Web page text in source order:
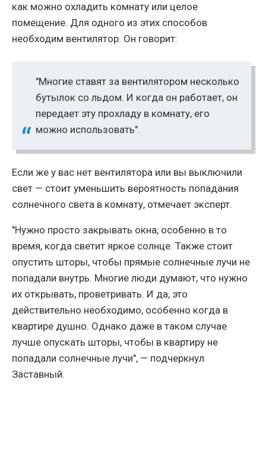
как можно охладить комнату или целое
помещение. Для одного из этих способов
необходим вентилятор. Он говорит:
"Многие ставят за вентилятором несколько
бутылок со льдом. И когда он работает, он
передает эту прохладу в комнату, его
можно использовать".
Если же у вас нет вентилятора или вы выключили
свет — стоит уменьшить вероятность попадания
солнечного света в комнату, отмечает эксперт.
"Нужно просто закрывать окна, особенно в то
время, когда светит яркое солнце. Также стоит
опустить шторы, чтобы прямые солнечные лучи не
попадали внутрь. Многие люди думают, что нужно
их открывать, проветривать. И да, это
действительно необходимо, особенно когда в
квартире душно. Однако даже в таком случае
лучше опускать шторы, чтобы в квартиру не
попадали солнечные лучи", — подчеркнул
Заставный.